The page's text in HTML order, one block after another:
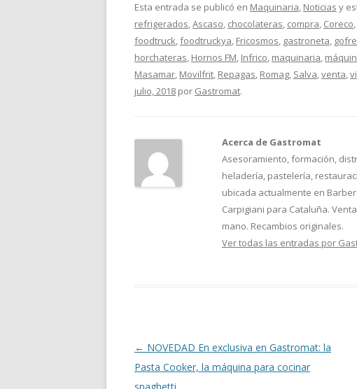
Esta entrada se publicó en Maquinaria, Noticias y
refrigerados,Ascaso, chocolateras, compra, Coreco,
foodtruck,foodtruckya, Fricosmos, gastroneta,
horchateras, Hornos FM, Infrico, maquinaria,
Masamar, Movilfrit, Repagas, Romag, Salva,venta,
julio, 2018 por Gastromat.
Acerca de Gastromat
Asesoramiento, formación,
heladería, pastelería,
ubicada actualmente en
Carpigiani para Cataluña.
mano. Recambios originales.
Ver todas las entradas por
Navegación
de
← NOVEDAD En exclusiva en Gastromat: la
Pasta Cooker, la máquina para cocinar